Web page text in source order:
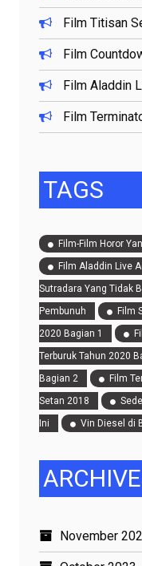
Film Titisan
Film
Film Aladdin
Film
TAGS
Film-Film Horor
Film Aladdin Live
Sutradara Yang Tidak
Pembunuh
Film
2020 Bagian 1
Terburuk Tahun 2020
Bagian 2
Film
Setan 2018
Ini
Vin Diesel di
November